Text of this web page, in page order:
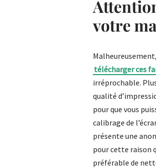
votre
télécharger ces
irréprochable.
qualité
pour que vous
calibrage de
présente une
pour cette raison
préférable de